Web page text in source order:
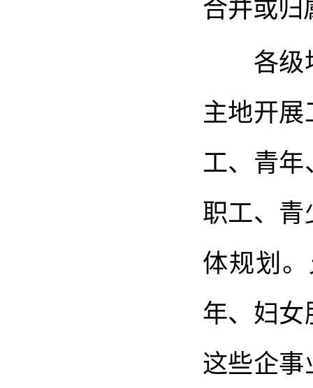
合并或归
各级地
主地开展
工、青年
职工、青
体规划
年、妇女
这些企事